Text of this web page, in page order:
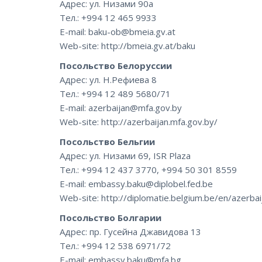
Адрес: ул. Низами 90а
Тел.: +994 12 465 9933
E-mail: baku-ob@bmeia.gv.at
Web-site: http://bmeia.gv.at/baku
Посольство Белоруссии
Адрес: ул. Н.Рефиева 8
Тел.: +994 12 489 5680/71
E-mail: azerbaijan@mfa.gov.by
Web-site: http://azerbaijan.mfa.gov.by/
Посольство Бельгии
Адрес: ул. Низами 69, ISR Plaza
Тел.: +994 12 437 3770, +994 50 301 8559
E-mail: embassy.baku@diplobel.fed.be
Web-site: http://diplomatie.belgium.be/en/
Посольство Болгарии
Адрес: пр. Гусейна Джавидова 13
Тел.: +994 12 538 6971/72
E-mail: embassy.baku@mfa.bg